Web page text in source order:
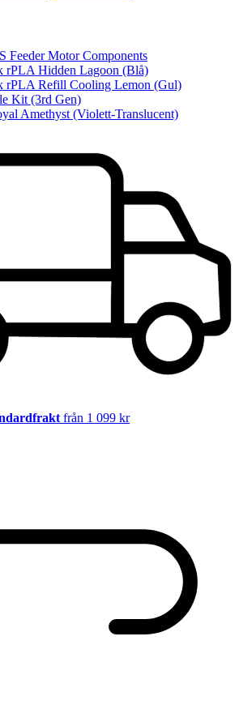
Feeder Motor Components
rPLA Hidden Lagoon (Blå)
rPLA Refill Cooling Lemon (Gul)
Kit (3rd Gen)
Amethyst (Violett-Translucent)
från 1 099 kr